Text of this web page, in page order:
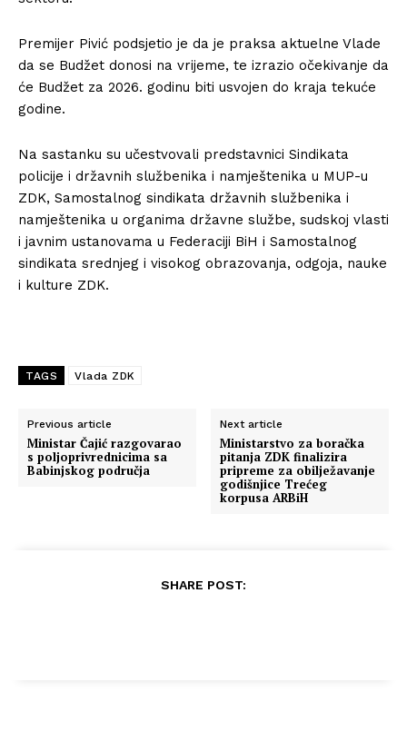
Premijer Pivić podsjetio je da je praksa aktuelne Vlade
da se Budžet donosi na vrijeme, te izrazio očekivanje da
će Budžet za 2026. godinu biti usvojen do kraja tekuće
godine.
Na sastanku su učestvovali predstavnici Sindikata
policije i državnih službenika i namještenika u MUP-u
ZDK, Samostalnog sindikata državnih službenika i
namještenika u organima državne službe, sudskoj vlasti
i javnim ustanovama u Federaciji BiH i Samostalnog
sindikata srednjeg i visokog obrazovanja, odgoja, nauke
i kulture ZDK.
TAGS Vlada ZDK
Previous article
Ministar Čajić razgovarao
s poljoprivrednicima sa
Babinjskog područja
Next article
Ministarstvo za boračka
pitanja ZDK finalizira
pripreme za obilježavanje
godišnjice Trećeg
korpusa ARBiH
SHARE POST: